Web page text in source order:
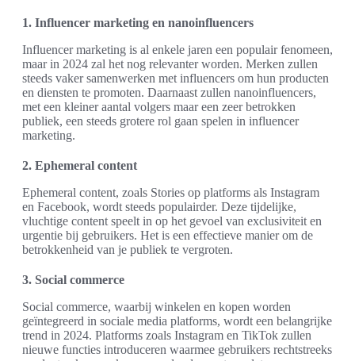
1. Influencer marketing en nanoinfluencers
Influencer marketing is al enkele jaren een populair fenomeen,
maar in 2024 zal het nog relevanter worden. Merken zullen
steeds vaker samenwerken met influencers om hun producten
en diensten te promoten. Daarnaast zullen nanoinfluencers,
met een kleiner aantal volgers maar een zeer betrokken
publiek, een steeds grotere rol gaan spelen in influencer
marketing.
2. Ephemeral content
Ephemeral content, zoals Stories op platforms als Instagram
en Facebook, wordt steeds populairder. Deze tijdelijke,
vluchtige content speelt in op het gevoel van exclusiviteit en
urgentie bij gebruikers. Het is een effectieve manier om de
betrokkenheid van je publiek te vergroten.
3. Social commerce
Social commerce, waarbij winkelen en kopen worden
geïntegreerd in sociale media platforms, wordt een belangrijke
trend in 2024. Platforms zoals Instagram en TikTok zullen
nieuwe functies introduceren waarmee gebruikers rechtstreeks